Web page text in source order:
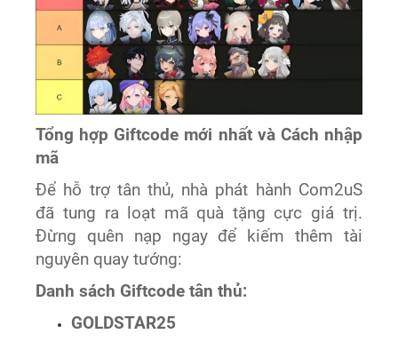
Tổng hợp Giftcode mới nhất và Cách nhập
mã
Để hỗ trợ tân thủ, nhà phát hành Com2uS
đã tung ra loạt mã quà tặng cực giá trị.
Đừng quên nạp ngay để kiếm thêm tài
nguyên quay tướng:
Danh sách Giftcode tân thủ:
GOLDSTAR25